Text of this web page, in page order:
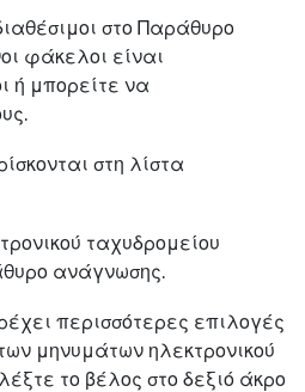
στο Παράθυρο
φάκελοι είναι
ή μπορείτε να
στη λίστα
ταχυδρομείου
ανάγνωσης.
περισσότερες επιλογές
μηνυμάτων ηλεκτρονικού
το βέλος στο δεξιό άκρο